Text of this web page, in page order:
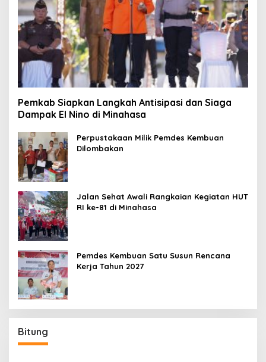
Pemkab Siapkan Langkah Antisipasi dan Siaga
Dampak El Nino di Minahasa
Perpustakaan Milik Pemdes Kembuan
Dilombakan
Jalan Sehat Awali Rangkaian Kegiatan HUT
RI ke-81 di Minahasa
Pemdes Kembuan Satu Susun Rencana
Kerja Tahun 2027
Bitung